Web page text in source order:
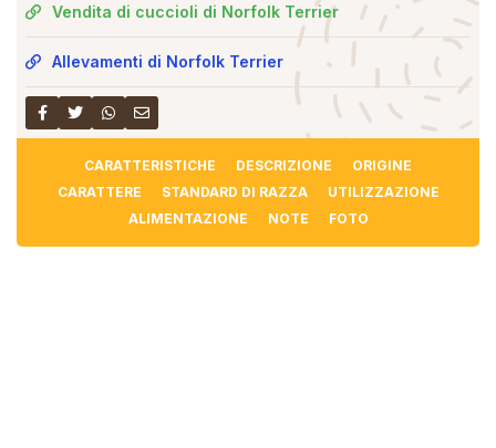
Vendita di cuccioli di Norfolk Terrier
Allevamenti di Norfolk Terrier
CARATTERISTICHE DESCRIZIONE
ORIGINE
CARATTERE
STANDARD DI RAZZA
UTILIZZAZIONE
ALIMENTAZIONE
NOTE FOTO